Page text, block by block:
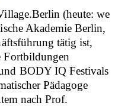
(heute: we
Akademie Berlin,
tätig ist,
Fortbildungen
BODY IQ Festivals
Pädagoge
nach Prof.